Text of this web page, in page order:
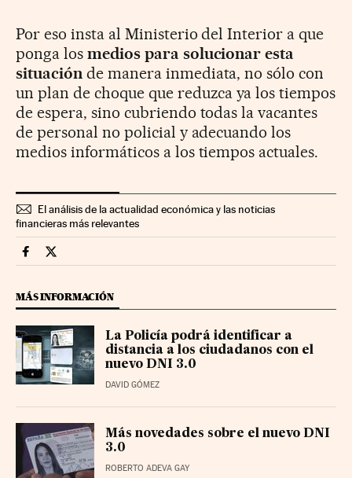
Por eso insta al Ministerio del Interior a que
ponga los medios para solucionar esta
situaciónde manera inmediata, no sólo con
un plan de choque que reduzca ya los tiempos
de espera, sino cubriendo todas la vacantes
de personal no policial y adecuando los
medios informáticos a los tiempos actuales.
El análisis de la actualidad económica y las noticias
financieras más relevantes
Economia Cinco Días en Facebook
Economia Cinco Días en Twitter
MÁS INFORMACIÓN
La Policía podrá identificar a
distancia a los ciudadanos con el
nuevo DNI 3.0
DAVID GÓMEZ
Más novedades sobre el nuevo DNI
3.0
ROBERTO ADEVA GAY